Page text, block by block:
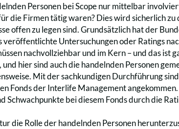
Personen bei Scope nur mittelbar
die Firmen tätig waren? Dies wird sicherlich zu
offen zu legen sind. Grundsätzlich hat der
Untersuchungen oder Ratings
nachvollziehbar und im Kern – und das ist
hier sind auch die handelnden Personen
Mit der sachkundigen Durchführung
Fonds der Interlife Management
Schwachpunkte bei diesem Fonds durch die
die Rolle der handelnden Personen